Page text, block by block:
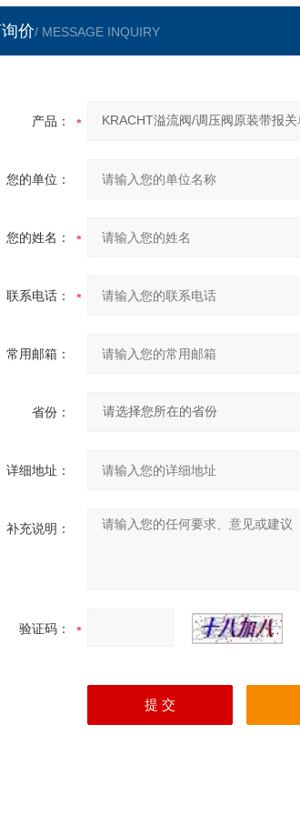
价/ MESSAGE INQUIRY
产品：
您的单位：
您的姓名：
联系电话：
常用邮箱：
省份：
详细地址：
补充说明：
验证码：